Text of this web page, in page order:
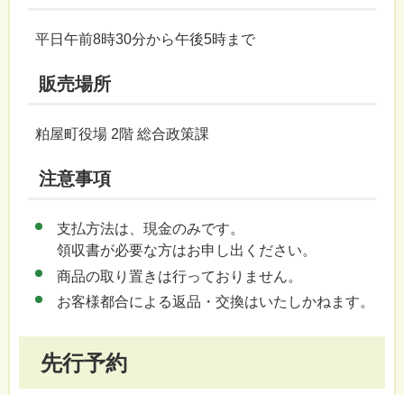
平日午前8時30分から午後5時まで
販売場所
粕屋町役場 2階 総合政策課
注意事項
支払方法は、現金のみです。
領収書が必要な方はお申し出ください。
商品の取り置きは行っておりません。
お客様都合による返品・交換はいたしかねます。
先行予約